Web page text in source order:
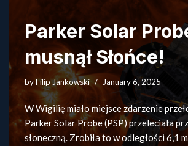
Parker Solar
musnął Słońce!
byFilip Jankowski January 6, 2025
W Wigilię miało miejsce zdarzenie
Parker Solar Probe (PSP) przeleciała
słoneczną. Zrobiła to w odległości 6,1